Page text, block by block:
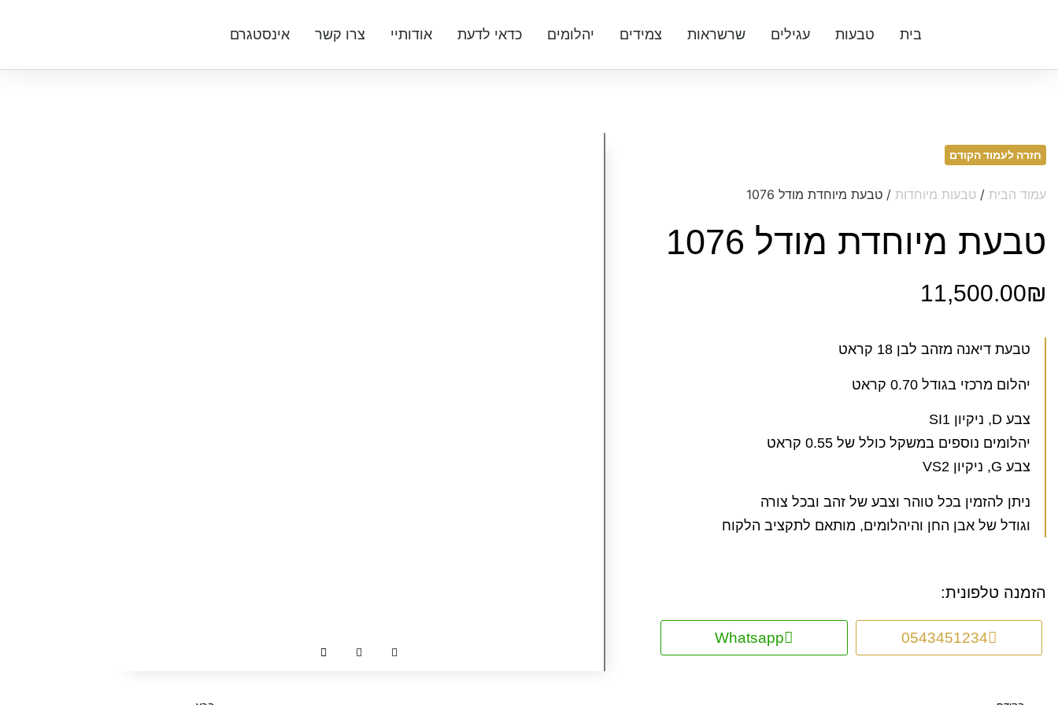
בית טבעות עגילים שרשראות צמידים יהלומים כדאי לדעת אודותיי צרו קשר אינסטגרם
חזרה לעמוד הקודם
עמוד הבית / טבעות מיוחדות / טבעת מיוחדת מודל 1076
טבעת מיוחדת מודל 1076
11,500.00₪
טבעת דיאנה מזהב לבן 18 קראט
יהלום מרכזי בגודל 0.70 קראט
צבע D, ניקיון SI1
יהלומים נוספים במשקל כולל של 0.55 קראט
צבע G, ניקיון VS2
ניתן להזמין בכל טוהר וצבע של זהב ובכל צורה
וגודל של אבן החן והיהלומים, מותאם לתקציב הלקוח
הזמנה טלפונית:
0543451234
Whatsapp